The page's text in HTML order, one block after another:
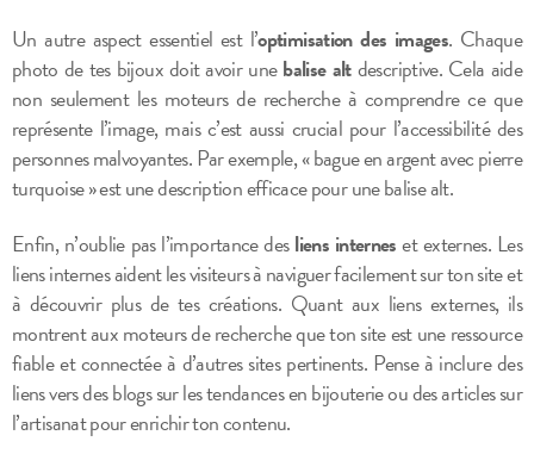
Un autre aspect essentiel est l’optimisation des images. Chaque
photo de tes bijoux doit avoir unebalise altdescriptive. Cela aide
non seulement les moteurs de recherche à comprendre ce que
représente l’image, mais c’est aussi crucial pour l’accessibilité des
personnes malvoyantes. Par exemple, « bague en argent avec pierre
turquoise » est une description efficace pour une balise alt.
Enfin, n’oublie pas l’importance desliens interneset externes. Les
liens internes aident les visiteurs à naviguer facilement sur ton site et
à découvrir plus de tes créations. Quant aux liens externes, ils
montrent aux moteurs de recherche que ton site est une ressource
fiable et connectée à d’autres sites pertinents. Pense à inclure des
liens vers des blogs sur les tendances en bijouterie ou des articles sur
l’artisanat pour enrichir ton contenu.